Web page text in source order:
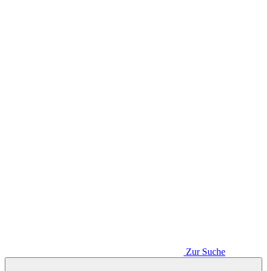
Zur Suche